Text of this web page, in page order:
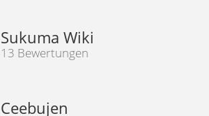
Sukuma Wiki
13 Bewertungen
Ceebujen